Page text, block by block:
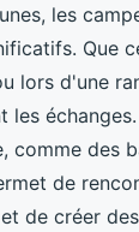
les
Que
lors d'une
les
comme des
de
de créer